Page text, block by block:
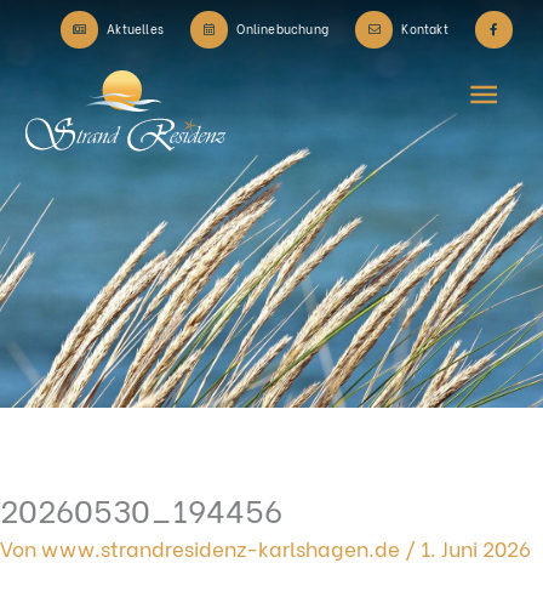
Aktuelles Onlinebuchung Kontakt
20260530_194456
Vonwww.strandresidenz-karlshagen.de / 1. Juni 2026